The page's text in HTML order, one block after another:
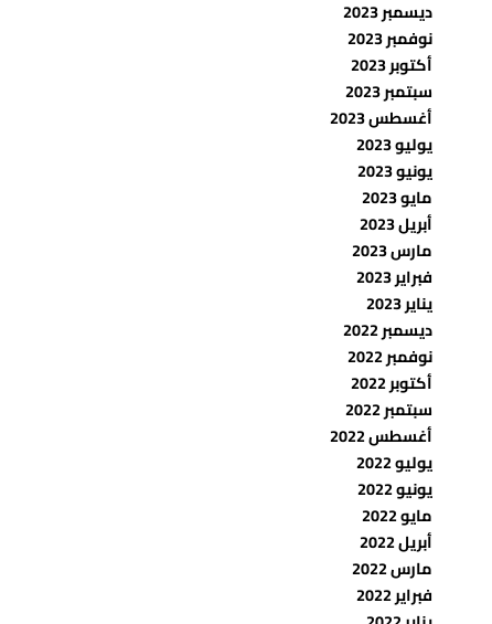
ديسمبر 2023
نوفمبر 2023
أكتوبر 2023
سبتمبر 2023
أغسطس 2023
يوليو 2023
يونيو 2023
مايو 2023
أبريل 2023
مارس 2023
فبراير 2023
يناير 2023
ديسمبر 2022
نوفمبر 2022
أكتوبر 2022
سبتمبر 2022
أغسطس 2022
يوليو 2022
يونيو 2022
مايو 2022
أبريل 2022
مارس 2022
فبراير 2022